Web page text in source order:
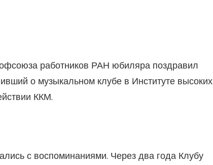
работников РАН юбиляра поздравил
о музыкальном клубе в Институте высоких
ККМ.
с воспоминаниями. Через два года Клубу